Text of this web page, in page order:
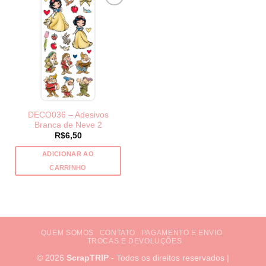
DECO036 – Adesivos
Branca de Neve 2
R$6,50
ADICIONAR AO
CARRINHO
QUEM SOMOS CONTATO
PAGAMENTO E ENVIO
TROCAS E DEVOLUÇÕES
© 2026 ScrapTRIP - Todos os direitos reservados |